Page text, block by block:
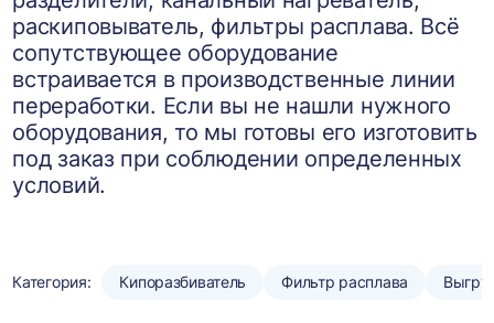
раскиповыватель, фильтры расплава. Всё
сопутствующее оборудование
встраивается в производственные линии
переработки. Если вы не нашли нужного
оборудования, то мы готовы его изготовить
под заказ при соблюдении определенных
условий.
Категория: Кипоразбиватель Фильтр расплава